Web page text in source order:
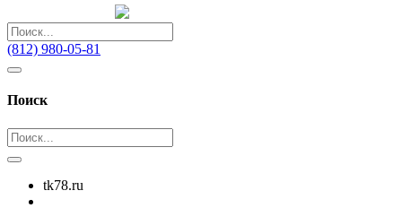
(812) 980-05-81
Поиск
tk78.ru